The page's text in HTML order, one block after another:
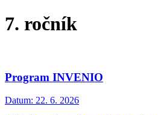
7. ročník
Program INVENIO
Datum: 22. 6. 2026